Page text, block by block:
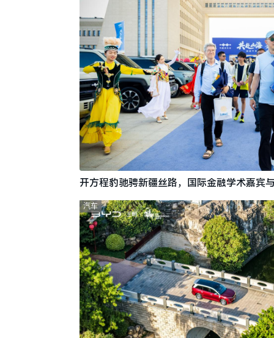
开方程豹驰骋新疆丝路，国际金融学术嘉宾
汽车